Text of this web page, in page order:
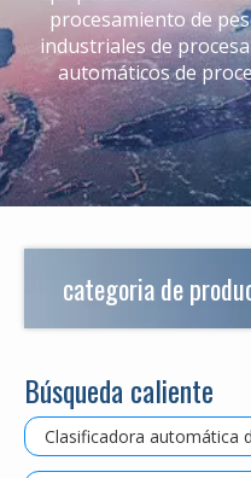
procesamiento de
industriales de
automáticos de
categoria de
Búsqueda caliente
Clasificadora automática